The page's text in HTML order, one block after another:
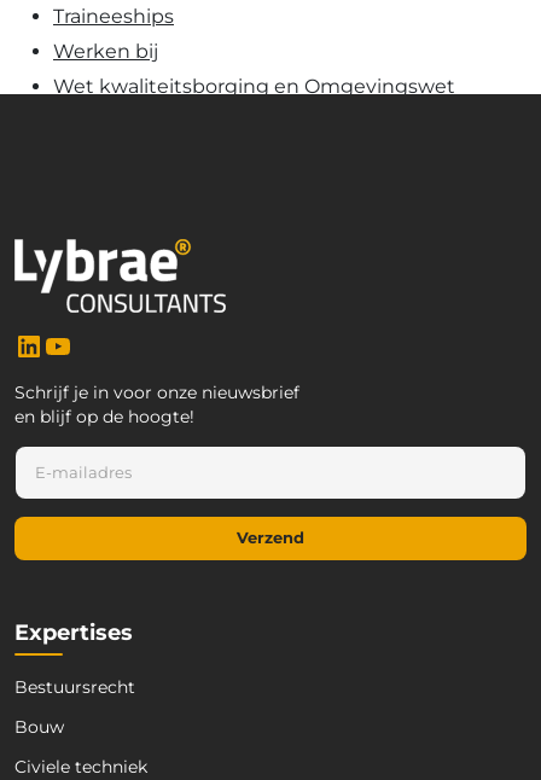
Traineeships
Werken bij
Wet kwaliteitsborging en Omgevingswet
LinkedIn
Schrijf je in voor onze nieuwsbrief
en blijf op de hoogte!
m
i
l
m
a
l
E
-
m
E
m
a
i
Verzend
Expertises
Bestuursrecht
Bouw
Civiele techniek